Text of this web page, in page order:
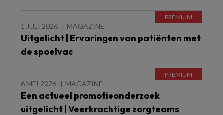
1 JULI 2026 MAGAZINE
Uitgelicht | Ervaringen van patiënten met
de spoelvac
6 MEI 2026 MAGAZINE
Een actueel promotieonderzoek
uitgelicht | Veerkrachtige zorgteams